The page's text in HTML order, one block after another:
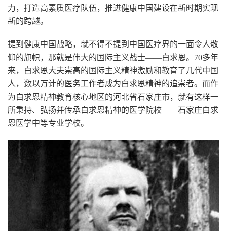
力，打造高素质医疗队伍，推进健康中国建设在新时期实现
新的跨越。
提到健康中国战略，就不得不提到中国医疗界的一面令人敬
仰的旗帜，那就是伟大的国际主义战士——白求恩。70多年
来，白求恩大夫崇高的国际主义精神激励和教育了几代中国
人，数以万计的医务工作者成为白求恩精神的追崇者。而作
为白求恩精神教育核心地区的河北省石家庄市，就有这样一
所秉持、弘扬并传承白求恩精神的医学院校——石家庄白求
恩医学中等专业学校。